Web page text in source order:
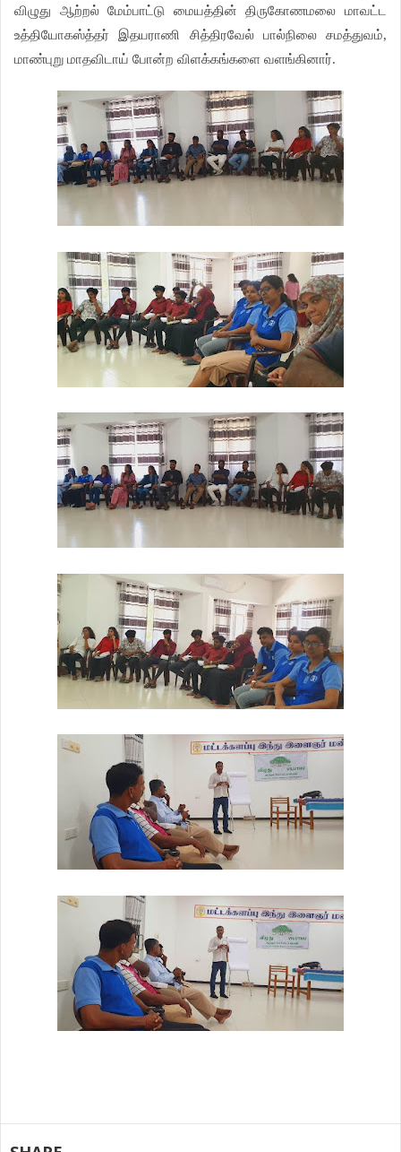
விழுது ஆற்றல் மேம்பாட்டு மையத்தின் திருகோணமலை மாவட்ட
உத்தியோகஸ்த்தர் இதயராணி சித்திரவேல் பால்நிலை சமத்துவம்,
மாண்புறு மாதவிடாய் போன்ற விளக்கங்களை வளங்கினார்.